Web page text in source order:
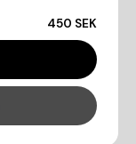
450 SEK